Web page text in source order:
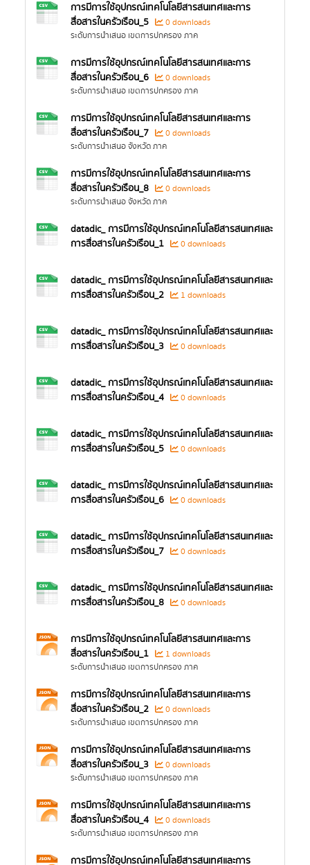
การมีการใช้อุปกรณ์เทคโนโลยีสารสนเทศและการ
สื่อสารในครัวเรือน_5
0 downloads
ระดับการนำเสนอ เขตการปกครอง ภาค
การมีการใช้อุปกรณ์เทคโนโลยีสารสนเทศและการ
สื่อสารในครัวเรือน_6
0 downloads
ระดับการนำเสนอ เขตการปกครอง ภาค
การมีการใช้อุปกรณ์เทคโนโลยีสารสนเทศและการ
สื่อสารในครัวเรือน_7
0 downloads
ระดับการนำเสนอ จังหวัด ภาค
การมีการใช้อุปกรณ์เทคโนโลยีสารสนเทศและการ
สื่อสารในครัวเรือน_8
0 downloads
ระดับการนำเสนอ จังหวัด ภาค
datadic_ การมีการใช้อุปกรณ์เทคโนโลยีสารสนเทศและ
การสื่อสารในครัวเรือน_1
0 downloads
datadic_ การมีการใช้อุปกรณ์เทคโนโลยีสารสนเทศและ
การสื่อสารในครัวเรือน_2
1 downloads
datadic_ การมีการใช้อุปกรณ์เทคโนโลยีสารสนเทศและ
การสื่อสารในครัวเรือน_3
0 downloads
datadic_ การมีการใช้อุปกรณ์เทคโนโลยีสารสนเทศและ
การสื่อสารในครัวเรือน_4
0 downloads
datadic_ การมีการใช้อุปกรณ์เทคโนโลยีสารสนเทศและ
การสื่อสารในครัวเรือน_5
0 downloads
datadic_ การมีการใช้อุปกรณ์เทคโนโลยีสารสนเทศและ
การสื่อสารในครัวเรือน_6
0 downloads
datadic_ การมีการใช้อุปกรณ์เทคโนโลยีสารสนเทศและ
การสื่อสารในครัวเรือน_7
0 downloads
datadic_ การมีการใช้อุปกรณ์เทคโนโลยีสารสนเทศและ
การสื่อสารในครัวเรือน_8
0 downloads
การมีการใช้อุปกรณ์เทคโนโลยีสารสนเทศและการ
สื่อสารในครัวเรือน_1
1 downloads
ระดับการนำเสนอ เขตการปกครอง ภาค
การมีการใช้อุปกรณ์เทคโนโลยีสารสนเทศและการ
สื่อสารในครัวเรือน_2
0 downloads
ระดับการนำเสนอ เขตการปกครอง ภาค
การมีการใช้อุปกรณ์เทคโนโลยีสารสนเทศและการ
สื่อสารในครัวเรือน_3
0 downloads
ระดับการนำเสนอ เขตการปกครอง ภาค
การมีการใช้อุปกรณ์เทคโนโลยีสารสนเทศและการ
สื่อสารในครัวเรือน_4
0 downloads
ระดับการนำเสนอ เขตการปกครอง ภาค
การมีการใช้อุปกรณ์เทคโนโลยีสารสนเทศและการ